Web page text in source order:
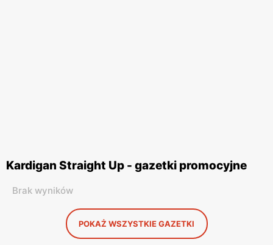
Kardigan Straight Up - gazetki promocyjne
Brak wyników
POKAŻ WSZYSTKIE GAZETKI